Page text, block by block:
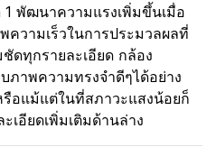
1 พัฒนาความแรงเพิ่มขึ้นเมื่อ
ความเร็วในการประมวลผลที่
ดทุกรายละเอียด กล้อง
าพความทรงจำดีๆได้อย่าง
อแม้แต่ในที่สภาวะแสงน้อยก็
เอียดเพิ่มเติมด้านล่าง